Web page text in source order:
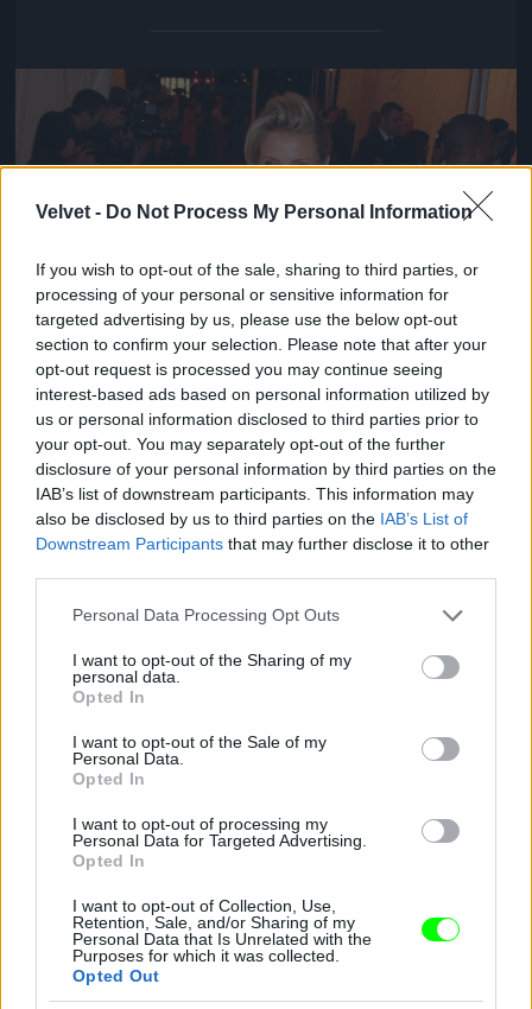
Velvet - Do Not Process My Personal Information
If you wish to opt-out of the sale, sharing to third parties, or
processing of your personal or sensitive information for
targeted advertising by us, please use the below opt-out
section to confirm your selection. Please note that after your
opt-out request is processed you may continue seeing
interest-based ads based on personal information utilized by
us or personal information disclosed to third parties prior to
your opt-out. You may separately opt-out of the further
disclosure of your personal information by third parties on the
IAB’s list of downstream participants. This information may
also be disclosed by us to third parties on the IAB’s List of
Downstream Participants that may further disclose it to other
Please note that this website/app uses one or more Google
not limited to your visit or usage behaviour. You may click to
grant or deny consent to Google and its third-party tags to
use your data for below specified purposes in below Google
consent section.
Personal Data Processing Opt Outs
I want to opt-out of the Sharing of my
personal data.
Opted In
I want to opt-out of the Sale of my
Personal Data.
Opted In
I want to opt-out of processing my
Personal Data for Targeted Advertising.
Opted In
I want to opt-out of Collection, Use,
Retention, Sale, and/or Sharing of my
Personal Data that Is Unrelated with the
Purposes for which it was collected.
Opted Out
Jön még kép!
Zárt nyak - Cameron Diaz
Fotó: Nancy Kaszerman / Northfoto